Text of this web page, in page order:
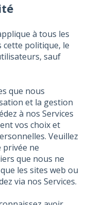
à tous les
cette politique, le
sauf
que nous
et la gestion
à nos Services
vos choix et
Veuillez
privée ne
que nous ne
les sites web ou
via nos Services.